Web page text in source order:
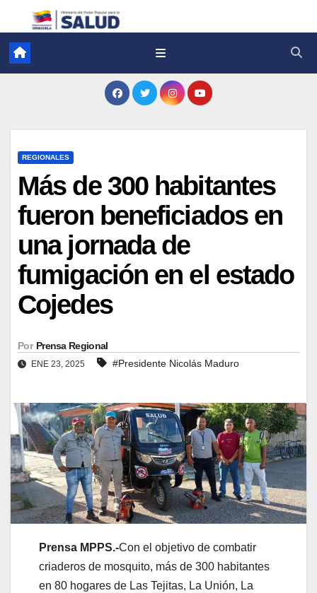
REGIONALES
Más de 300 habitantes
fueron beneficiados en
una jornada de
fumigación en el estado
Cojedes
Por Prensa Regional
ENE 23, 2025 #Presidente Nicolás Maduro
Prensa MPPS.-Con el objetivo de combatir
criaderos de mosquito, más de 300 habitantes
en 80 hogares de Las Tejitas, La Unión, La